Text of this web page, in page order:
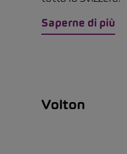
Saperne di più
Volton